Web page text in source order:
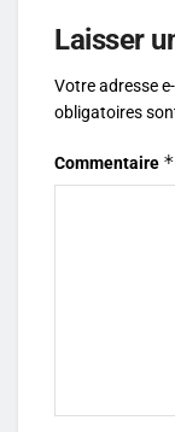
Laisser
Votre adresse
obligatoires
Commentaire *